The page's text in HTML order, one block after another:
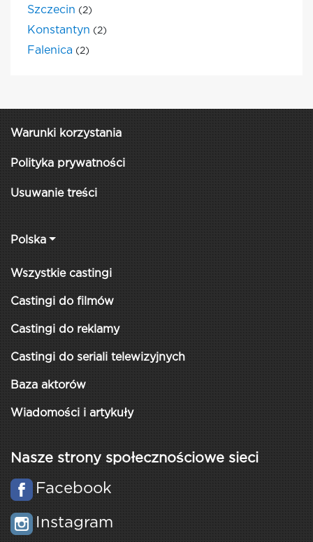
Szczecin (2)
Konstantyn (2)
Falenica (2)
Warunki korzystania
Polityka prywatności
Usuwanie treści
Polska
Wszystkie castingi
Castingi do filmów
Castingi do reklamy
Castingi do seriali telewizyjnych
Baza aktorów
Wiadomości i artykuły
Nasze strony społecznościowe sieci
Facebook
Instagram